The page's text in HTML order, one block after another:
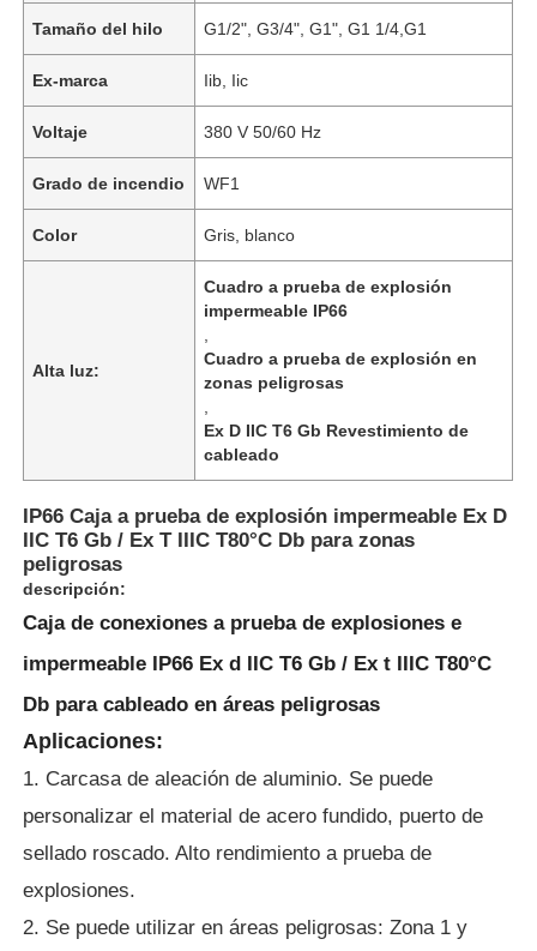
Inicio
Sobre nosotros
Tamaño del hilo G1/2", G3/4", G1", G1 1/4,G1
Ex-marca Iib, Iic
Voltaje 380 V 50/60 Hz
Grado de incendio WF1
Color Gris, blanco
Alta luz:
Cuadro a prueba de explosión
impermeable IP66
Cuadro a prueba de explosión en
zonas peligrosas
Ex D IIC T6 Gb Revestimiento de
cableado
IP66 Caja a prueba de explosión impermeable Ex D
IIC T6 Gb / Ex T IIIC T80°C Db para zonas
peligrosas
descripción:
Caja de conexiones a prueba de explosiones e
impermeable IP66 Ex d IIC T6 Gb / Ex t IIIC T80°C
Db para cableado en áreas peligrosas
Aplicaciones:
1. Carcasa de aleación de aluminio. Se puede
personalizar el material de acero fundido, puerto de
sellado roscado. Alto rendimiento a prueba de
explosiones.
2. Se puede utilizar en áreas peligrosas: Zona 1 y